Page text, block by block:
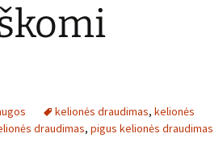
kelionės draudimas, kelionės
draudimas, pigus kelionės draudimas